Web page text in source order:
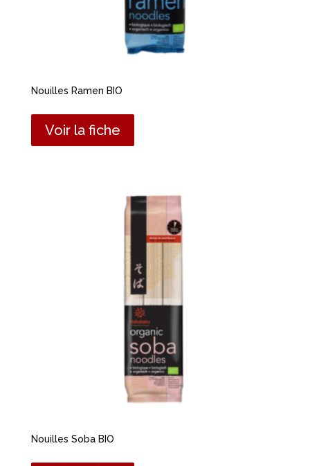
Nouilles Ramen BIO
Voir la fiche
Nouilles Soba BIO